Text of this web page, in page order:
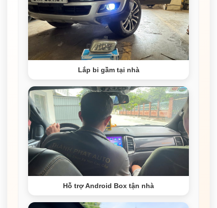
Lắp bi gầm tại nhà
Hỗ trợ Android Box tận nhà